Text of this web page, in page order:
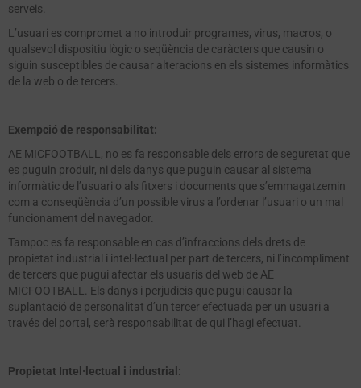
serveis.
L’usuari es compromet a no introduir programes, virus, macros, o
qualsevol dispositiu lògic o seqüència de caràcters que causin o
siguin susceptibles de causar alteracions en els sistemes informàtics
de la web o de tercers.
Exempció de responsabilitat:
AE MICFOOTBALL, no es fa responsable dels errors de seguretat que
es puguin produir, ni dels danys que puguin causar al sistema
informàtic de l’usuari o als fitxers i documents que s’emmagatzemin
com a conseqüència d’un possible virus a l’ordenar l’usuari o un mal
funcionament del navegador.
Tampoc es fa responsable en cas d’infraccions dels drets de
propietat industrial i intel·lectual per part de tercers, ni l’incompliment
de tercers que pugui afectar els usuaris del web de AE
MICFOOTBALL. Els danys i perjudicis que pugui causar la
suplantació de personalitat d’un tercer efectuada per un usuari a
través del portal, serà responsabilitat de qui l’hagi efectuat.
Propietat Intel·lectual i industrial: